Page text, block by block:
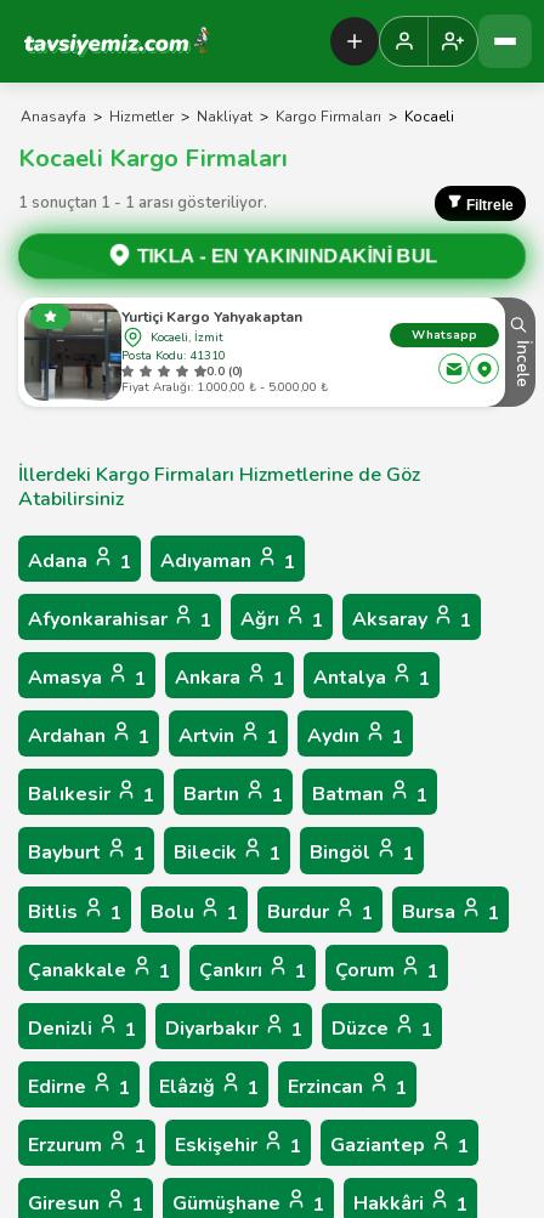
Tavsiyemiz Anasayfa
Anasayfa > Hizmetler > Nakliyat > Kargo Firmaları > Kocaeli
Kocaeli Kargo Firmaları
1 sonuçtan 1 - 1 arası gösteriliyor. Filtrele
TIKLA - EN YAKININDAKİNİ BUL
Yurtiçi Kargo Yahyakaptan
Kocaeli, İzmit
Posta Kodu: 41310
0.0 (0)
Fiyat Aralığı: 1.000,00 ₺ - 5.000,00 ₺
Whatsapp
İncele
İllerdeki Kargo Firmaları Hizmetlerine de Göz
Atabilirsiniz
Adana 1 Adıyaman 1
Afyonkarahisar 1 Ağrı 1 Aksaray 1
Amasya 1 Ankara 1 Antalya 1
Ardahan 1 Artvin 1 Aydın 1
Balıkesir 1 Bartın 1 Batman 1
Bayburt 1 Bilecik 1 Bingöl 1
Bitlis 1 Bolu 1 Burdur 1 Bursa 1
Çanakkale 1 Çankırı 1 Çorum 1
Denizli 1 Diyarbakır 1 Düzce 1
Edirne 1 Elâzığ 1 Erzincan 1
Erzurum 1 Eskişehir 1 Gaziantep 1
Giresun 1 Gümüşhane 1 Hakkâri 1